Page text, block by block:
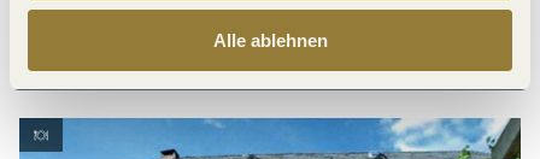
Alle ablehnen
Weingut-Vinothek Sandra Berweiler